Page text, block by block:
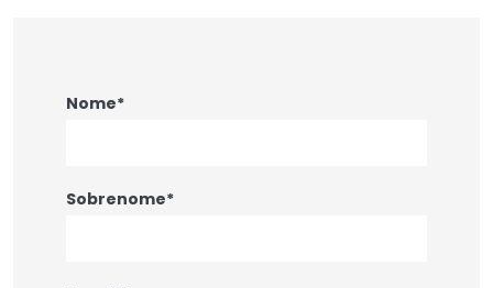
Nome*
Sobrenome*